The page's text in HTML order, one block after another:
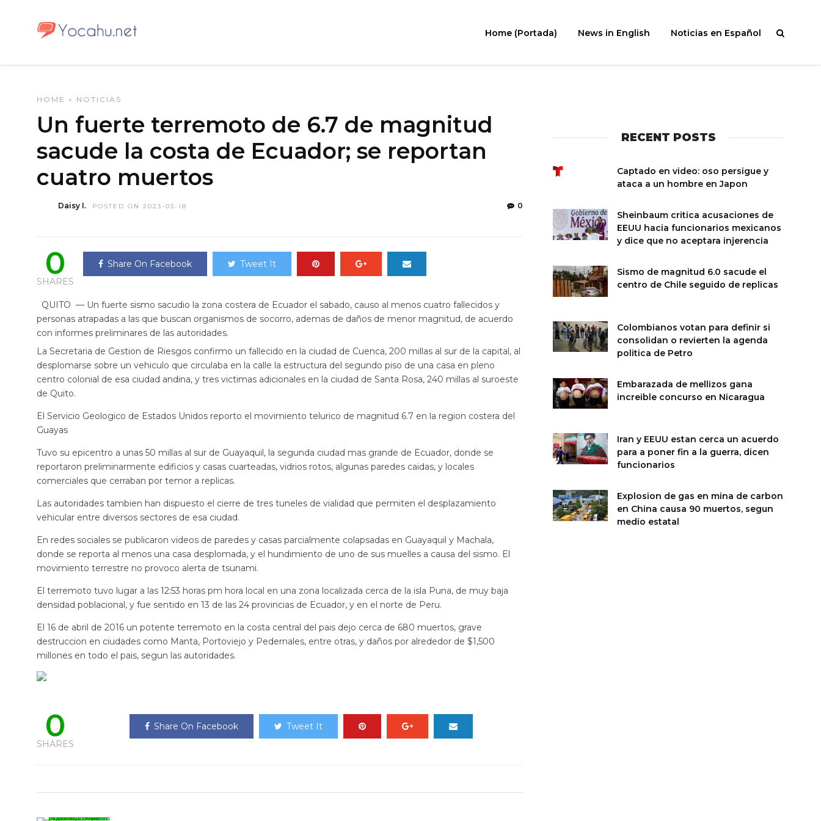
Home (Portada) News in English Noticias en Español
HOME » NOTICIAS
Un fuerte terremoto de 6.7 de magnitud
sacude la costa de Ecuador; se reportan
cuatro muertos
Daisy I. POSTED ON 2023-03-18 0
0
SHARES
Share On Facebook Tweet It
QUITO — Un fuerte sismo sacudio la zona costera de Ecuador el sabado, causo al menos cuatro fallecidos y
personas atrapadas a las que buscan organismos de socorro, ademas de daños de menor magnitud, de acuerdo
con informes preliminares de las autoridades.
La Secretaria de Gestion de Riesgos confirmo un fallecido en la ciudad de Cuenca, 200 millas al sur de la capital, al
desplomarse sobre un vehiculo que circulaba en la calle la estructura del segundo piso de una casa en pleno
centro colonial de esa ciudad andina, y tres victimas adicionales en la ciudad de Santa Rosa, 240 millas al suroeste
de Quito.
El Servicio Geologico de Estados Unidos reporto el movimiento telurico de magnitud 6.7 en la region costera del
Guayas
Tuvo su epicentro a unas 50 millas al sur de Guayaquil, la segunda ciudad mas grande de Ecuador, donde se
reportaron preliminarmente edificios y casas cuarteadas, vidrios rotos, algunas paredes caidas, y locales
comerciales que cerraban por temor a replicas.
Las autoridades tambien han dispuesto el cierre de tres tuneles de vialidad que permiten el desplazamiento
vehicular entre diversos sectores de esa ciudad.
En redes sociales se publicaron videos de paredes y casas parcialmente colapsadas en Guayaquil y Machala,
donde se reporta al menos una casa desplomada, y el hundimiento de uno de sus muelles a causa del sismo. El
movimiento terrestre no provoco alerta de tsunami.
El terremoto tuvo lugar a las 12:53 horas pm hora local en una zona localizada cerca de la isla Puna, de muy baja
densidad poblacional, y fue sentido en 13 de las 24 provincias de Ecuador, y en el norte de Peru.
El 16 de abril de 2016 un potente terremoto en la costa central del pais dejo cerca de 680 muertos, grave
destruccion en ciudades como Manta, Portoviejo y Pedernales, entre otras, y daños por alrededor de $1,500
millones en todo el pais, segun las autoridades.
0
SHARES
Share On Facebook Tweet It
RECENT POSTS
Captado en video: oso persigue y
ataca a un hombre en Japon
Sheinbaum critica acusaciones de
EEUU hacia funcionarios mexicanos
y dice que no aceptara injerencia
Sismo de magnitud 6.0 sacude el
centro de Chile seguido de replicas
Colombianos votan para definir si
consolidan o revierten la agenda
politica de Petro
Embarazada de mellizos gana
increible concurso en Nicaragua
Iran y EEUU estan cerca un acuerdo
para a poner fin a la guerra, dicen
funcionarios
Explosion de gas en mina de carbon
en China causa 90 muertos, segun
medio estatal